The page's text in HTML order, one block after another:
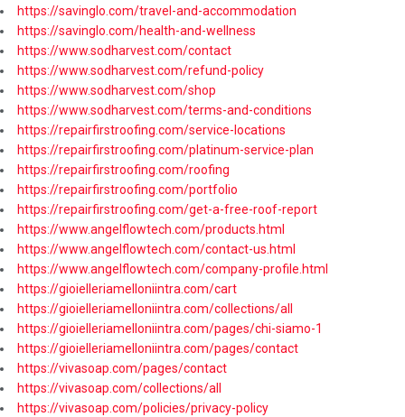
https://savinglo.com/travel-and-accommodation
https://savinglo.com/health-and-wellness
https://www.sodharvest.com/contact
https://www.sodharvest.com/refund-policy
https://www.sodharvest.com/shop
https://www.sodharvest.com/terms-and-conditions
https://repairfirstroofing.com/service-locations
https://repairfirstroofing.com/platinum-service-plan
https://repairfirstroofing.com/roofing
https://repairfirstroofing.com/portfolio
https://repairfirstroofing.com/get-a-free-roof-report
https://www.angelflowtech.com/products.html
https://www.angelflowtech.com/contact-us.html
https://www.angelflowtech.com/company-profile.html
https://gioielleriamelloniintra.com/cart
https://gioielleriamelloniintra.com/collections/all
https://gioielleriamelloniintra.com/pages/chi-siamo-1
https://gioielleriamelloniintra.com/pages/contact
https://vivasoap.com/pages/contact
https://vivasoap.com/collections/all
https://vivasoap.com/policies/privacy-policy